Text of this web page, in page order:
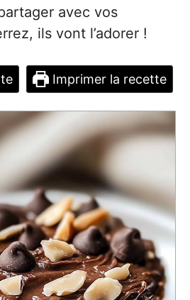
avec vos
ils vont l’adorer !
Imprimer la recette